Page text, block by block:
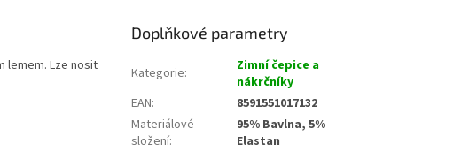
lemem. Lze nosit
Doplňkové parametry
Kategorie:
Zimní čepice a
nákrčníky
EAN:
8591551017132
Materiálové
složení:
95% Bavlna, 5%
Elastan